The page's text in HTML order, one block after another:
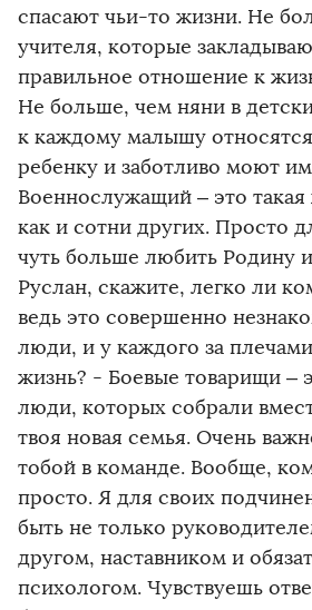
спасают чьи-то жизни. Не
учителя, которые
правильное отношение к
Не больше, чем няни в
к каждому малышу
ребенку и заботливо моют
Военнослужащий – это
как и сотни других. Просто
чуть больше любить Родину
Руслан, скажите, легко ли
ведь это совершенно
люди, и у каждого за
жизнь? - Боевые товарищи –
люди, которых собрали
твоя новая семья. Очень
тобой в команде. Вообще,
просто. Я для своих
быть не только
другом, наставником и
психологом. Чувствуешь